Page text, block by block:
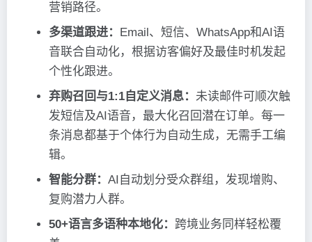
营销路径。
多渠道跟进： Email、短信、WhatsApp和AI语
音联合自动化，根据访客偏好及最佳时机发起
个性化跟进。
弃购召回与1:1自定义消息： 未读邮件可顺次触
发短信及AI语音，最大化召回潜在订单。每一
条消息都基于个体行为自动生成，无需手工编
辑。
智能分群： AI自动划分受众群组，发现增购、
复购潜力人群。
50+语言多语种本地化： 跨境业务同样轻松覆